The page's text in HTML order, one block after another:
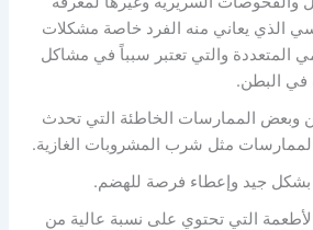
الذي يعاني منه الفرد خاصة مشكلات
المتعددة والتي تعتبر سبباً في مشاكل
في البطن.
وبعض الممارسات الخاطئة التي تحدث
الممارسات مثل شرب المشروبات الغازية.
جيد وإعطاء فرصة للهضم.
التي تحتوي على نسبة عالية من